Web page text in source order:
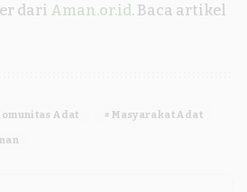
dari Aman.or.id . Baca artikel
Adat Masyarakat Adat